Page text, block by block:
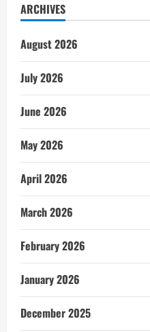
ARCHIVES
August 2026
July 2026
June 2026
May 2026
April 2026
March 2026
February 2026
January 2026
December 2025